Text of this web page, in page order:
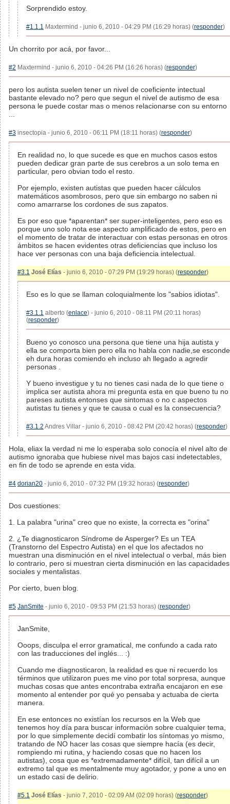
Sorprendido estoy.
#1.1.1 Maxtermind - junio 6, 2010 - 04:29 PM (16:29 horas) (responder)
Un chorrito por acá, por favor...
#2 Maxtermind - junio 6, 2010 - 04:26 PM (16:26 horas) (responder)
pero los autista suelen tener un nivel de coeficiente intectual
bastante elevado no? pero que segun el nivel de autismo de esa
persona le puede costar mas o menos relacionarse con su entorno
#3 insectopia - junio 6, 2010 - 06:11 PM (18:11 horas) (responder)
En realidad no, lo que sucede es que en muchos casos estos
pueden dedicar gran parte de sus cerebros a un solo tema en
particular, pero obvian todo el resto.
Por ejemplo, existen autistas que pueden hacer cálculos
matemáticos asombrosos, pero que sin embargo no saben ni
como amarrarse los cordones de sus zapatos.
Es por eso que *aparentan* ser super-inteligentes, pero eso es
porque uno solo nota ese aspecto amplificado de estos, pero en
el momento de tratar de interactuar con estas personas en otros
ámbitos se hacen evidentes otras deficiencias que incluso los
hace ver personas con una baja deficiencia intelectual.
#3.1 José Elías - junio 6, 2010 - 07:29 PM (19:29 horas) (responder)
Eso es lo que se llaman coloquialmente los "sabios idiotas".
#3.1.1 alberto (enlace) - junio 6, 2010 - 08:11 PM (20:11 horas)
(responder)
Bueno yo conosco una persona que tiene una hija autista y
ella se comporta bien pero ella no habla con nadie,se esconde
eh dura horas comiendo eh incluso ah llegado a agredir
personas .
Y bueno investigue y tu no tienes casi nada de lo que tiene o
implica ser autista ahora mi pregunta esta en que bueno tu no
pareses autista entonses que sintomas o no c aspectos
autistas tu tienes y que te causa o cual es la consecuencia?
#3.1.2 Andres Villar - junio 6, 2010 - 08:42 PM (20:42 horas) (responder)
Hola, eliax la verdad ni me lo esperaba solo conocía el nivel alto de
autismo ignoraba que hubiese nivel mas bajos casi indetectables,
en fin de todo se aprende en esta vida.
#4 dorian20 - junio 6, 2010 - 07:32 PM (19:32 horas) (responder)
Dos cuestiones:
1. La palabra "urina" creo que no existe, la correcta es "orina"
2. ¿Te diagnosticaron Síndrome de Asperger? Es un TEA
(Transtorno del Espectro Autista) en el que los afectados no
muestran una disminución en el nivel intelectual o verbal, más bien
lo contrario, pero si muestran cierta disminución en las capacidades
sociales y mentalistas.
Por cierto, buen blog.
#5 JanSmite - junio 6, 2010 - 09:53 PM (21:53 horas) (responder)
JanSmite,
Ooops, disculpa el error gramatical, me confundo a cada rato
con las traducciones del inglés... :)
Cuando me diagnosticaron, la realidad es que ni recuerdo los
términos que utilizaron pues me vino por total sorpresa, aunque
muchas cosas que antes encontraba extraña encajaron en ese
momento al entender por qué yo pensaba y actuaba de cierta
manera.
En ese entonces no existían los recursos en la Web que
tenemos hoy día para buscar información sobre cualquier tema,
por lo que simplemente decidí combatir los síntomas yo mismo,
tratando de NO hacer las cosas que siempre hacía (es decir,
rompiendo mi rutina, y haciendo cosas que no hacen los
autistas), cosa que es *extremadamente* difícil, tan difícil a un
extremo tal que es mentalmente muy agotador, y pone a uno en
un estado casi de delirio.
#5.1 José Elías - junio 7, 2010 - 02:09 AM (02:09 horas) (responder)